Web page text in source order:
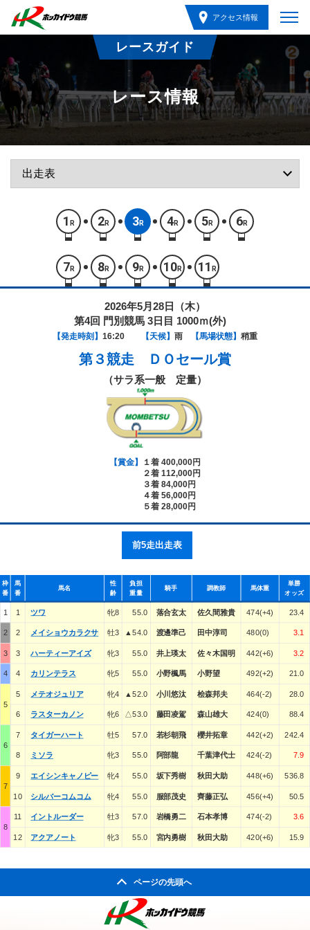
アクセス情報
レースガイド
レース情報
1 R 2R 3R 4R 5R 6R
7 R 8R 9R 10R 11 R
2026年5月28日（木）
第4回 門別競馬 3日目 1000ｍ(外)
【発走時刻】 16:20 【天候】 雨 【馬場状態】 稍重
第３競走 ＤＯセール賞
（サラ系一般 定量）
【賞金】
１着 400,000円
２着 112,000円
３着 84,000円
４着 56,000円
５着 28,000円
前5走出走表
枠
番
馬
番
馬名
性
齢
負担
重量
騎手 調教師 馬体重
単勝
オッズ
1 1 ツワ 牝8 55.0 落合玄太 佐久間雅貴 474(+4) 23.4
2 2 メイショウカラクサ 牡3 ▲54.0 渡邊準己 田中淳司 480(0) 3.1
3 3 ハーティーアイズ 牝3 55.0 井上瑛太 佐々木国明 442(+6) 3.2
4 4 カリンテラス 牝5 55.0 小野楓馬 小野望 492(+2) 21.0
5
5 メテオジュリア 牝4 ▲52.0 小川悠汰 桧森邦夫 464(-2) 28.0
6 ラスターカノン 牝6 △53.0 藤田凌駕 森山雄大 424(0) 88.4
6
7 タイガーハート 牡5 57.0 若杉朝飛 櫻井拓章 442(+2) 242.4
8 ミソラ 牝3 55.0 阿部龍 千葉津代士 424(-2) 7.9
7
9 エイシンキャノピー 牝4 55.0 坂下秀樹 秋田大助 448(+6) 536.8
10 シルバーコムコム 牝4 55.0 服部茂史 齊藤正弘 456(+4) 50.5
8
11 イントルーダー 牡3 57.0 岩橋勇二 石本孝博 474(-2) 3.6
12 アクアノート 牝3 55.0 宮内勇樹 秋田大助 420(+6) 15.9
ページの先頭へ